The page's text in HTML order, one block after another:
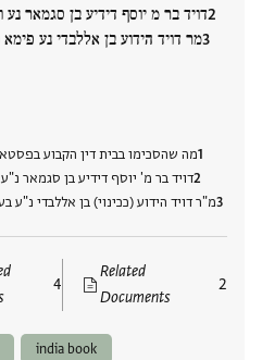
דויד בר מ יוסף דידיע בן סגמאר נע
מר דויד הידוע בן אללבדי נע
מה שהסכימו בבית דין הקבוע
דויד בר מ' יוסף דידיע בן סגמאר
מ"ר דויד הידוע (ככינוי) בן אללבדי נ"ע
4
Related
Documents
2
india book